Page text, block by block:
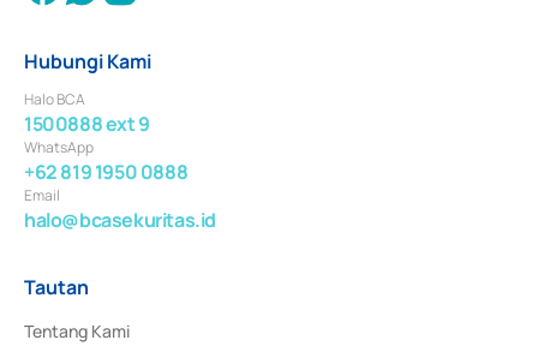
Hubungi Kami
Halo BCA
1500888 ext 9
WhatsApp
+62 819 1950 0888
Email
halo@bcasekuritas.id
Tautan
Tentang Kami